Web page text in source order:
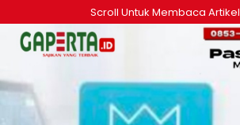
ke
konten
Scroll Untuk Membaca Artikel